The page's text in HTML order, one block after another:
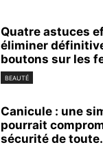
Quatre astuces
éliminer
boutons sur les
BEAUTÉ
Canicule : une
pourrait
sécurité de